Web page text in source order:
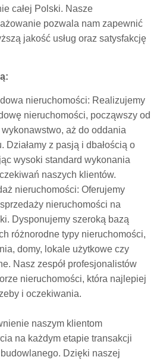
całej Polski. Nasze
pozwala nam zapewnić
jakość usług oraz satysfakcję
nieruchomości: Realizujemy
nieruchomości, począwszy od
aż do oddania
Działamy z pasją i dbałością o
wysoki standard wykonania
naszych klientów.
nieruchomości: Oferujemy
nieruchomości na
Dysponujemy szeroką bazą
różnorodne typy nieruchomości,
domy, lokale użytkowe czy
Nasz zespół profesjonalistów
nieruchomości, która najlepiej
i oczekiwania.
naszym klientom
na każdym etapie transakcji
Dzięki naszej